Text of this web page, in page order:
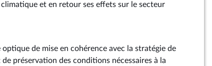
et en retour ses effets sur le secteur
optique de mise en cohérence avec la stratégie de
préservation des conditions nécessaires à la